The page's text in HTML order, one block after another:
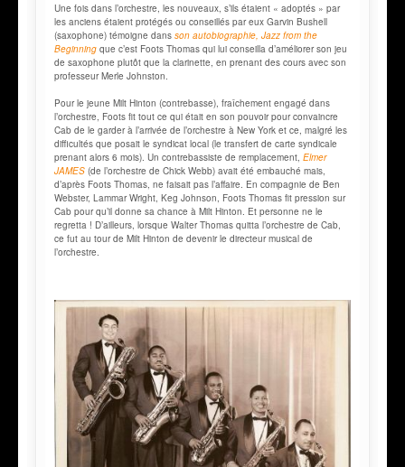
Une fois dans l’orchestre, les nouveaux, s’ils étaient « adoptés » par
les anciens étaient protégés ou conseillés par eux Garvin Bushell
(saxophone) témoigne dans son autobiographie, Jazz from the
Beginning que c’est Foots Thomas qui lui conseilla d’améliorer son jeu
de saxophone plutôt que la clarinette, en prenant des cours avec son
professeur Merle Johnston.
Pour le jeune Milt Hinton (contrebasse), fraîchement engagé dans
l’orchestre, Foots fit tout ce qui était en son pouvoir pour convaincre
Cab de le garder à l’arrivée de l’orchestre à New York et ce, malgré les
difficultés que posait le syndicat local (le transfert de carte syndicale
prenant alors 6 mois). Un contrebassiste de remplacement, Elmer
JAMES (de l’orchestre de Chick Webb) avait été embauché mais,
d’après Foots Thomas, ne faisait pas l’affaire. En compagnie de Ben
Webster, Lammar Wright, Keg Johnson, Foots Thomas fit pression sur
Cab pour qu’il donne sa chance à Milt Hinton. Et personne ne le
regretta ! D’ailleurs, lorsque Walter Thomas quitta l’orchestre de Cab,
ce fut au tour de Milt Hinton de devenir le directeur musical de
l’orchestre.